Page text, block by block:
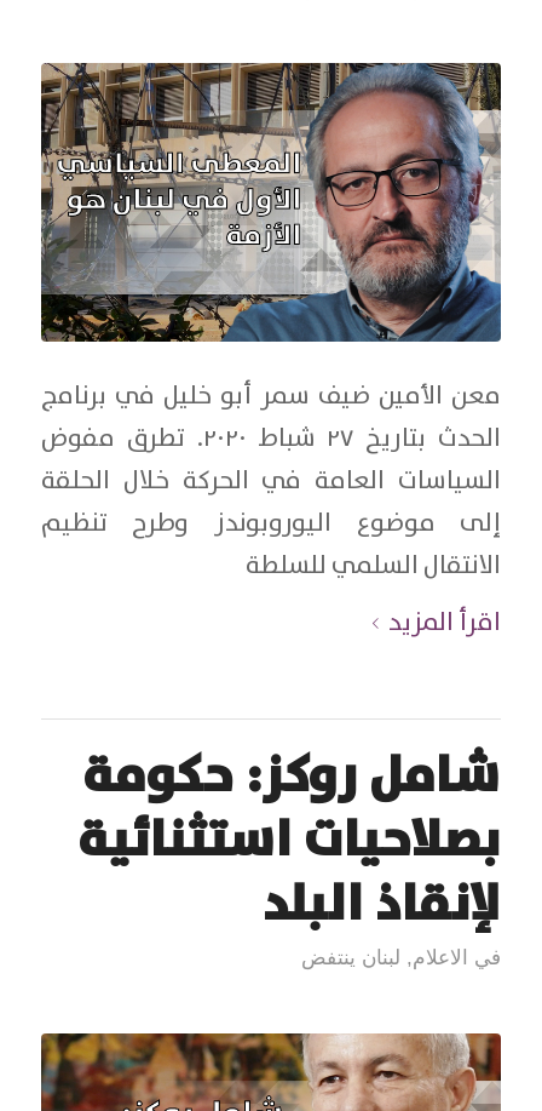
معن الأمين ضيف سمر أبو خليل في برنامج
الحدث بتاريخ ٢٧ شباط ٢٠٢٠. تطرق مفوض
السياسات العامة في الحركة خلال الحلقة
إلى موضوع اليوروبوندز وطرح تنظيم
الانتقال السلمي للسلطة
اقرأ المزيد
شامل روكز: حكومة
بصلاحيات استثنائية
لإنقاذ البلد
في الاعلام, لبنان ينتفض